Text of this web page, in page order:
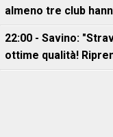
almeno tre club
22:00 - Savino:
ottime qualità!